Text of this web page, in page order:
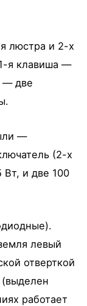
люстра и 2-х
я клавиша —
— две
—
(2-х
Вт, и две 100
левый
отверткой
работает